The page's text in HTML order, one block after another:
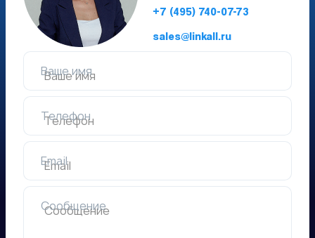
+7 (495) 740-07-73
sales@linkall.ru
Ваше имя
Телефон
Email
Сообщение